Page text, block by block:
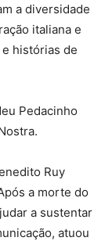
a diversidade
italiana e
histórias de
Pedacinho
Ruy
a morte do
a sustentar
atuou